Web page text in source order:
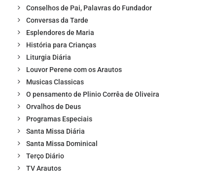
Conselhos de Pai, Palavras do Fundador
Conversas da Tarde
Esplendores de Maria
História para Crianças
Liturgia Diária
Louvor Perene com os Arautos
Musicas Classicas
O pensamento de Plinio Corrêa de Oliveira
Orvalhos de Deus
Programas Especiais
Santa Missa Diária
Santa Missa Dominical
Terço Diário
TV Arautos